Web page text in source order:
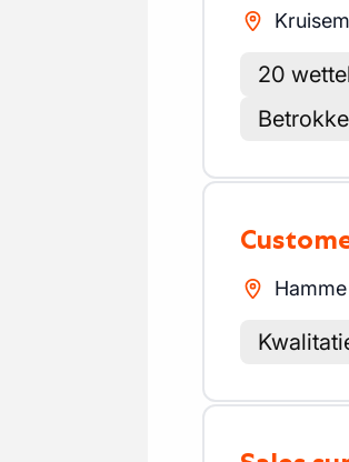
Kruisem
20
Hamme